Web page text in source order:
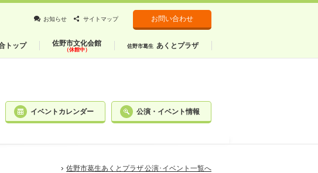
トップ 佐野市文化会館
（休館中） 佐野市葛生 あくとプラザ
お知らせ サイトマップ お問い合わせ
イベントカレンダー 公演・イベント情報
佐野市葛生あくとプラザ 公演･イベント一覧へ